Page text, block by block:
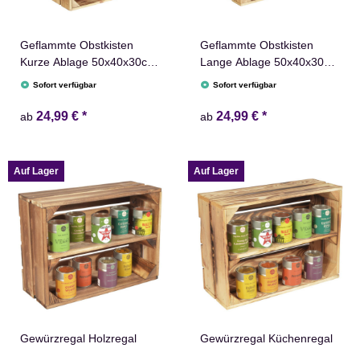
Geflammte Obstkisten
Kurze Ablage 50x40x30cm
Holzkisten Weinkisten Holz
Obstkiste Gebrannt
Sofort verfügbar
ab 24,99 € *
Geflammte Obstkisten
Lange Ablage 50x40x30cm
Holzkisten Weinkisten Holz
Obstkiste Gebrannt
Sofort verfügbar
ab 24,99 € *
Auf Lager
Gewürzregal Holzregal
Auf Lager
Gewürzregal Küchenregal